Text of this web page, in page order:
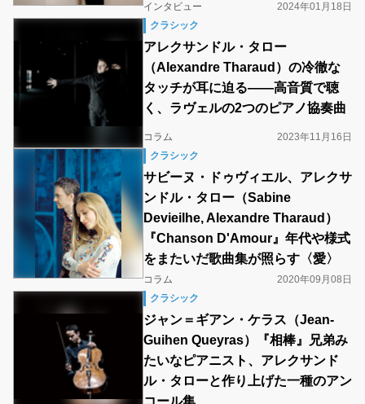
インタビュー
2024年01月18日
クラシック
アレクサンドル・タロー
（Alexandre Tharaud）の冷徹な
タッチが耳に迫る――高音質で聴
く、ラヴェルの2つのピアノ協奏曲
コラム
2023年11月16日
クラシック
サビーヌ・ドゥヴィエル、アレクサ
ンドル・タロー（Sabine
Devieilhe, Alexandre Tharaud）
『Chanson D'Amour』年代や様式
をまたいだ歌曲集が照らす〈愛〉
コラム
2020年09月08日
クラシック
ジャン＝ギアン・ケラス（Jean-
Guihen Queyras）『相棒』兄弟み
たいなピアニスト、アレクサンド
ル・タローと作り上げた一種のアン